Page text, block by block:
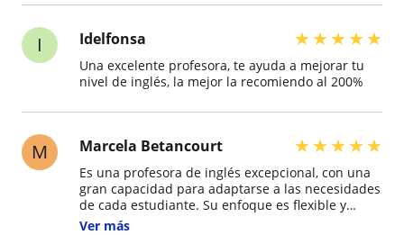
I Idelfonsa ★★★★★
Una excelente profesora, te ayuda a mejorar tu
nivel de inglés, la mejor la recomiendo al 200%
M Marcela Betancourt ★★★★★
Es una profesora de inglés excepcional, con una
gran capacidad para adaptarse a las necesidades
de cada estudiante. Su enfoque es flexible y
personalizado, lo que facilita el aprendizaje y
Ver más